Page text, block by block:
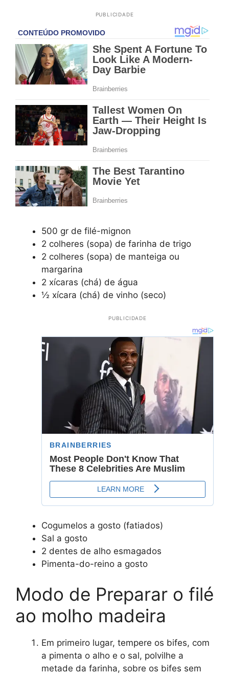
PUBLICIDADE
500 gr de filé-mignon
2 colheres (sopa) de farinha de trigo
2 colheres (sopa) de manteiga ou
margarina
2 xícaras (chá) de água
½ xícara (chá) de vinho (seco)
PUBLICIDADE
Cogumelos a gosto (fatiados)
Sal a gosto
2 dentes de alho esmagados
Pimenta-do-reino a gosto
Modo de Preparar o filé
ao molho madeira
Em primeiro lugar, tempere os bifes, com
a pimenta o alho e o sal, polvilhe a
metade da farinha, sobre os bifes sem